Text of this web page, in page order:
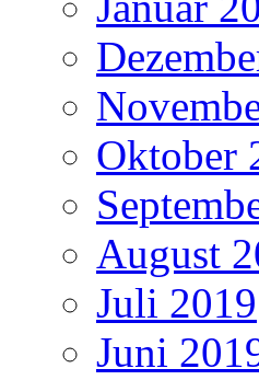
Oktober
August
Juli 2019
Juni